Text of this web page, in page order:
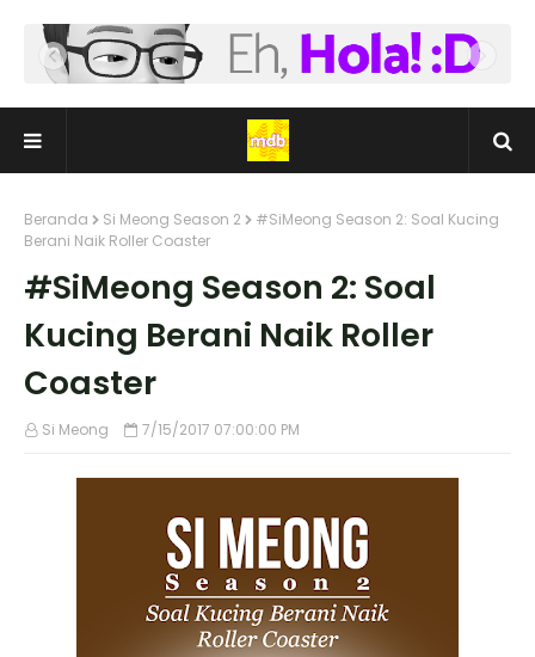
Beranda Si Meong Season 2
#SiMeong Season 2: Soal Kucing
Berani Naik Roller Coaster
#SiMeong Season 2: Soal
Kucing Berani Naik Roller
Coaster
Si Meong 7/15/2017 07:00:00 PM